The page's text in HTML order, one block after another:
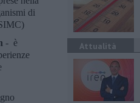
di
- è
Attualità